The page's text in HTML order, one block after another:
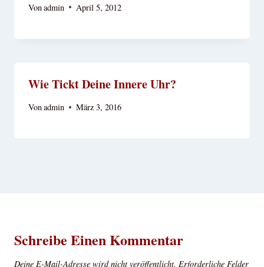
Vonadmin April 5, 2012
Wie Tickt Deine Innere Uhr?
Vonadmin März 3, 2016
Schreibe Einen Kommentar
Deine E-Mail-Adresse wird nicht veröffentlicht. Erforderliche Felder